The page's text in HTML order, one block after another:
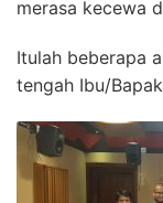
merasa kecewa
Itulah beberapa
tengah Ibu/